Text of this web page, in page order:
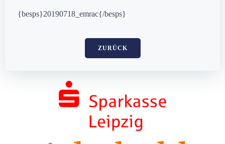
{besps}20190718_emrac{/besps}
ZURÜCK